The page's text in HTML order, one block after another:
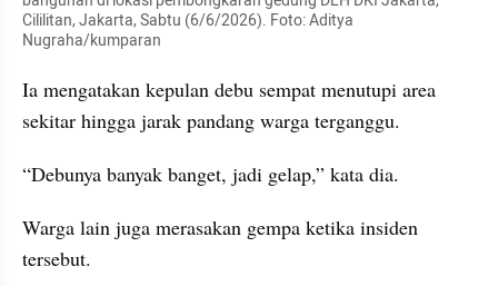
Cililitan, Jakarta, Sabtu (6/6/2026). Foto: Aditya
Nugraha/kumparan
Ia mengatakan kepulan debu sempat menutupi area
sekitar hingga jarak pandang warga terganggu.
“Debunya banyak banget, jadi gelap,” kata dia.
Warga lain juga merasakan gempa ketika insiden
tersebut.